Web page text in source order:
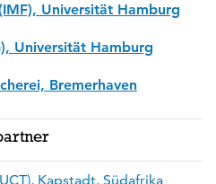
Universität Hamburg
Universität Hamburg
Bremerhaven
Kapstadt, Südafrika